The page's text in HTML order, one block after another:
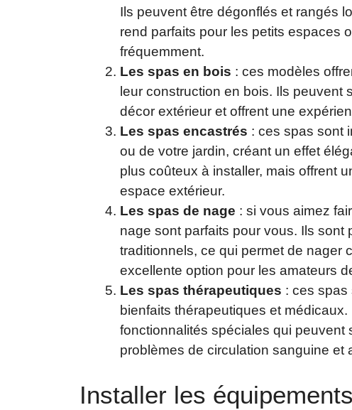
Ils peuvent être dégonflés et rangés
rend parfaits pour les petits espaces
fréquemment.
Les spas en bois : ces modèles
leur construction en bois. Ils peuvent
décor extérieur et offrent une
Les spas encastrés : ces spas sont
ou de votre jardin, créant un effet
plus coûteux à installer, mais offrent
espace extérieur.
Les spas de nage : si vous aimez
nage sont parfaits pour vous. Ils
traditionnels, ce qui permet de nager
excellente option pour les amateurs
Les spas thérapeutiques : ces spas
bienfaits thérapeutiques et
fonctionnalités spéciales qui peuvent
problèmes de circulation sanguine et
Installer les